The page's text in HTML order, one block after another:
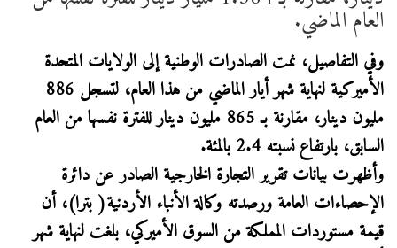
العام الماضي.
وفي التفاصيل، نمت الصادرات الوطنية إلى الولايات المتحدة
الأميركية لنهاية شهر أيار الماضي من هذا العام، لتسجل 886
مليون دينار، مقارنة بـ 865 مليون دينار للفترة نفسها من العام
السابق، بارتفاع نسبته 2.4 بالمئة.
وأظهرت بيانات تقرير التجارة الخارجية الصادر عن دائرة
الإحصاءات العامة ورصدته وكالة الأنباء الأردنية( بترا)، أن
قيمة مستوردات المملكة من السوق الأميركي، بلغت لنهاية شهر